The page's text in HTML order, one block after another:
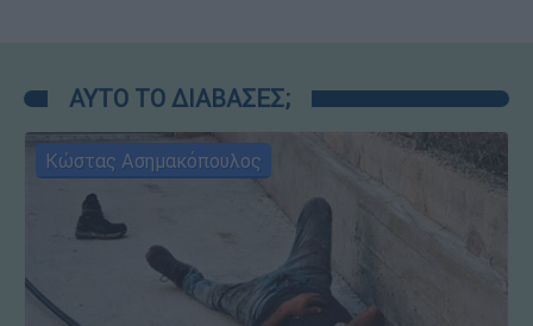
ΑΥΤΟ ΤΟ ΔΙΑΒΑΣΕΣ;
Κώστας Ασημακόπουλος